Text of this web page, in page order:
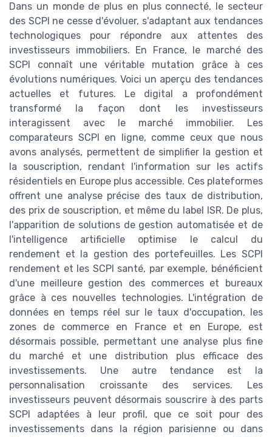
Dans un monde de plus en plus connecté, le secteur
des SCPI ne cesse d'évoluer, s'adaptant aux tendances
technologiques pour répondre aux attentes des
investisseurs immobiliers. En France, le marché des
SCPI connaît une véritable mutation grâce à ces
évolutions numériques. Voici un aperçu des tendances
actuelles et futures. Le digital a profondément
transformé la façon dont les investisseurs
interagissent avec le marché immobilier. Les
comparateurs SCPI en ligne, comme ceux que nous
avons analysés, permettent de simplifier la gestion et
la souscription, rendant l'information sur les actifs
résidentiels en Europe plus accessible. Ces plateformes
offrent une analyse précise des taux de distribution,
des prix de souscription, et même du label ISR. De plus,
l'apparition de solutions de gestion automatisée et de
l'intelligence artificielle optimise le calcul du
rendement et la gestion des portefeuilles. Les SCPI
rendement et les SCPI santé, par exemple, bénéficient
d'une meilleure gestion des commerces et bureaux
grâce à ces nouvelles technologies. L'intégration de
données en temps réel sur le taux d'occupation, les
zones de commerce en France et en Europe, est
désormais possible, permettant une analyse plus fine
du marché et une distribution plus efficace des
investissements. Une autre tendance est la
personnalisation croissante des services. Les
investisseurs peuvent désormais souscrire à des parts
SCPI adaptées à leur profil, que ce soit pour des
investissements dans la région parisienne ou dans